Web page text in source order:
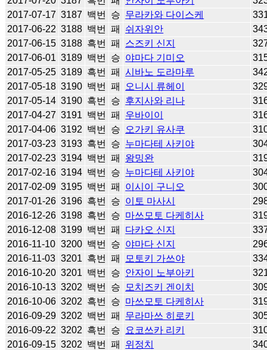
2017-07-17 3187 백번 승 무라카와 다이스케
2017-06-22 3188 백번 패 쉬자위안
2017-06-15 3188 흑번 패 스즈키 신지
2017-06-01 3189 백번 승 야마다 기미오
2017-05-25 3189 흑번 패 시바노 도라마루
2017-05-18 3190 백번 패 오니시 류헤이
2017-05-14 3190 흑번 승 후지사와 리나
2017-04-27 3191 백번 패 우바이이
2017-04-06 3192 백번 승 오가키 유사쿠
2017-03-23 3193 흑번 승 누마다테 사키야
2017-02-23 3194 백번 패 왕밍완
2017-02-16 3194 백번 승 누마다테 사키야
2017-02-09 3195 백번 패 이시이 구니오
2017-01-26 3196 흑번 승 이토 마사시
2016-12-26 3198 흑번 승 마쓰모토 다케히사
2016-12-08 3199 백번 패 다카오 신지
2016-11-10 3200 백번 승 야마다 신지
2016-11-03 3201 흑번 패 모토키 가쓰야
2016-10-20 3201 백번 승 안자이 노부아키
2016-10-13 3202 백번 승 모치즈키 겐이치
2016-10-06 3202 흑번 승 마쓰모토 다케히사
2016-09-29 3202 백번 패 무라마쓰 히로키
2016-09-22 3202 흑번 승 요코쓰카 리키
2016-09-15 3202 백번 패 위정치